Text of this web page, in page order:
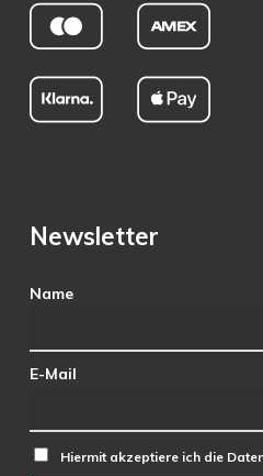
Newsletter
Name
E-Mail
Hiermit akzeptiere ich die